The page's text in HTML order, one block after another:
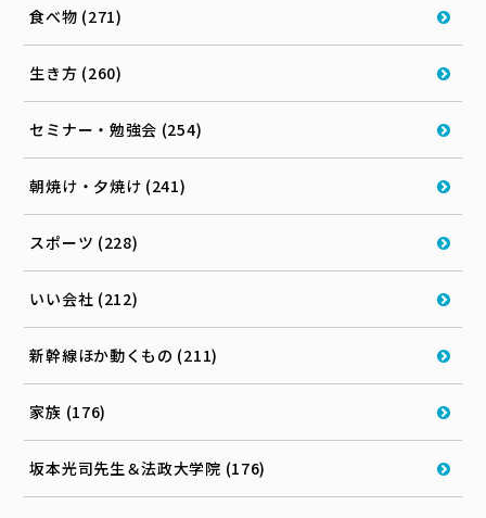
食べ物 (271)
生き方 (260)
セミナー・勉強会 (254)
朝焼け・夕焼け (241)
スポーツ (228)
いい会社 (212)
新幹線ほか動くもの (211)
家族 (176)
坂本光司先生＆法政大学院 (176)